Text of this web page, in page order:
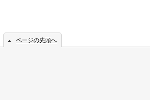
ページの先頭へ